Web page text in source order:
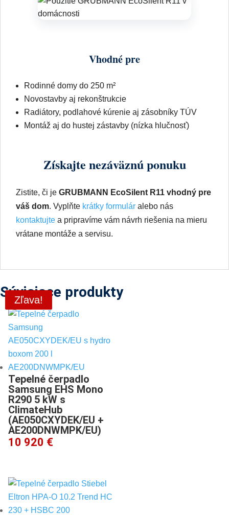
Vhodné pre
Rodinné domy do 250 m²
Novostavby aj rekonštrukcie
Radiátory, podlahové kúrenie aj zásobníky TÚV
Montáž aj do hustej zástavby (nízka hlučnosť)
Získajte nezáväznú ponuku
Zistite, či je GRUBMANN EcoSilent R11 vhodný pre
váš dom. Vyplňte krátky formulár alebo nás
kontaktujte a pripravíme vám návrh riešenia na mieru
vrátane montáže a servisu.
Súvisiace produkty
Tepelné čerpadlo
Samsung EHS Mono
R290 5 kW s
ClimateHub
(AE050CXYDEK/EU +
AE200DNWMPK/EU)
10 920 €
Zľava!
Zľava!